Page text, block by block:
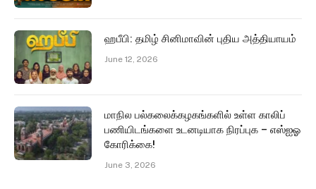
ஹபீபி: தமிழ் சினிமாவின் புதிய அத்தியாயம்
June 12, 2026
மாநில பல்கலைக்கழகங்களில் உள்ள காலிப்
பணியிடங்களை உடனடியாக நிரப்புக – எஸ்ஐஓ
கோரிக்கை!
June 3, 2026